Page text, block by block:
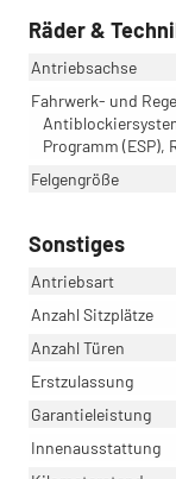
Räder &
Antriebsachse
Fahrwerk- und
Programm
Felgengröße
Sonstiges
Antriebsart
Anzahl Sitzplätze
Anzahl Türen
Erstzulassung
Garantieleistung
Innenausstattung